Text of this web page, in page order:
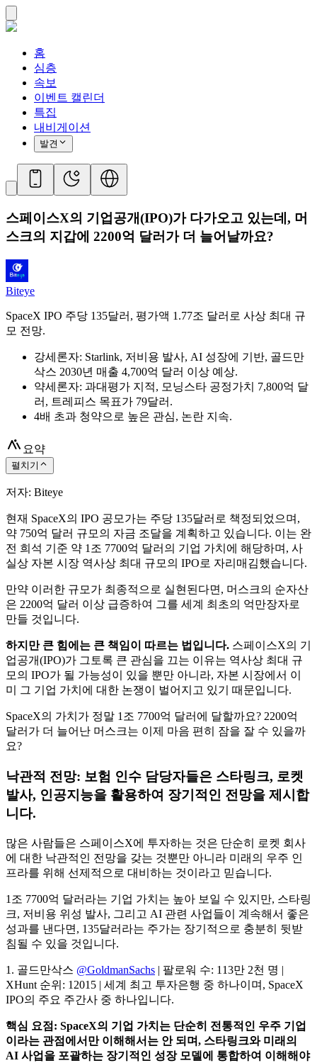
홈
심층
속보
이벤트 캘린더
특집
내비게이션
발견
스페이스X의 기업공개(IPO)가 다가오고 있는데, 머
스크의 지갑에 2200억 달러가 더 늘어날까요?
Biteye
SpaceX IPO 주당 135달러, 평가액 1.77조 달러로 사상 최대 규
모 전망.
강세론자: Starlink, 저비용 발사, AI 성장에 기반, 골드만
삭스 2030년 매출 4,700억 달러 이상 예상.
약세론자: 과대평가 지적, 모닝스타 공정가치 7,800억 달
러, 트레피스 목표가 79달러.
4배 초과 청약으로 높은 관심, 논란 지속.
요약
펼치기
저자: Biteye
현재 SpaceX의 IPO 공모가는 주당 135달러로 책정되었으며,
약 750억 달러 규모의 자금 조달을 계획하고 있습니다. 이는 완
전 희석 기준 약 1조 7700억 달러의 기업 가치에 해당하며, 사
실상 자본 시장 역사상 최대 규모의 IPO로 자리매김했습니다.
만약 이러한 규모가 최종적으로 실현된다면, 머스크의 순자산
은 2200억 달러 이상 급증하여 그를 세계 최초의 억만장자로
만들 것입니다.
하지만 큰 힘에는 큰 책임이 따르는 법입니다. 스페이스X의 기
업공개(IPO)가 그토록 큰 관심을 끄는 이유는 역사상 최대 규
모의 IPO가 될 가능성이 있을 뿐만 아니라, 자본 시장에서 이
미 그 기업 가치에 대한 논쟁이 벌어지고 있기 때문입니다.
SpaceX의 가치가 정말 1조 7700억 달러에 달할까요? 2200억
달러가 더 늘어난 머스크는 이제 마음 편히 잠을 잘 수 있을까
요?
낙관적 전망: 보험 인수 담당자들은 스타링크, 로켓
발사, 인공지능을 활용하여 장기적인 전망을 제시합
니다.
많은 사람들은 스페이스X에 투자하는 것은 단순히 로켓 회사
에 대한 낙관적인 전망을 갖는 것뿐만 아니라 미래의 우주 인
프라를 위해 선제적으로 대비하는 것이라고 믿습니다.
1조 7700억 달러라는 기업 가치는 높아 보일 수 있지만, 스타링
크, 저비용 위성 발사, 그리고 AI 관련 사업들이 계속해서 좋은
성과를 낸다면, 135달러라는 주가는 장기적으로 충분히 뒷받
침될 수 있을 것입니다.
1. 골드만삭스 @GoldmanSachs | 팔로워 수: 113만 2천 명 |
XHunt 순위: 12015 | 세계 최고 투자은행 중 하나이며, SpaceX
IPO의 주요 주간사 중 하나입니다.
핵심 요점: SpaceX의 기업 가치는 단순히 전통적인 우주 기업
이라는 관점에서만 이해해서는 안 되며, 스타링크와 미래의
AI 사업을 포괄하는 장기적인 성장 모델에 통합하여 이해해야